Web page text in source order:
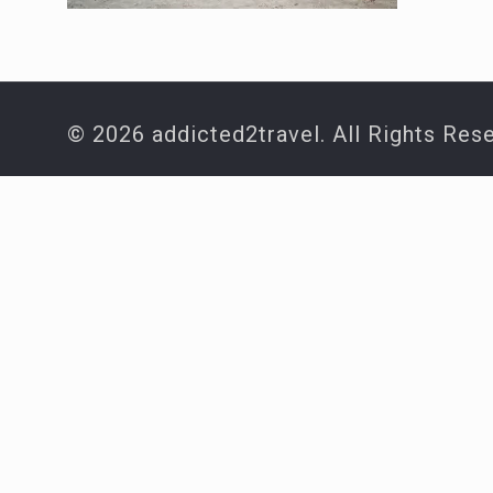
© 2026 addicted2travel. All Rights